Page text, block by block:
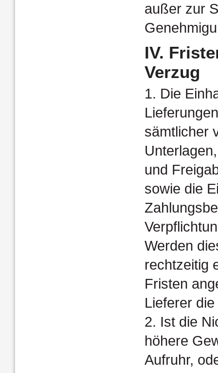
außer zur
IV.
Verzug
1. Die
sämtlicher
und
sowie die
Werden
rechtzeitig
Fristen
Lieferer
2. Ist die
höhere
Aufruhr,